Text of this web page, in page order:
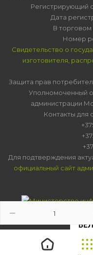
Регистрирующий
Дата
В торговом
Номер
Свидетельство о
изготовителя,
Защита прав
Уполномоченный
администрации
Контакты для
Для подтверждения
официальный сайт